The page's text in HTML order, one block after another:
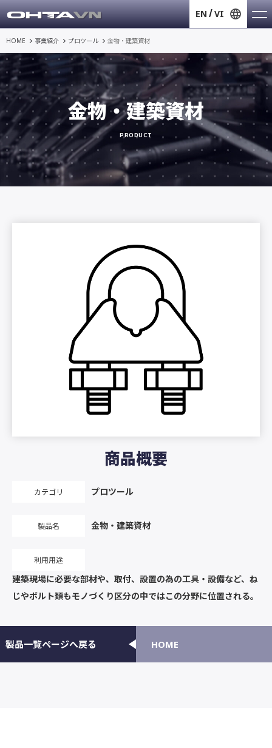
EN VI
HOME 事業紹介 プロツール 金物・建築資材
金物・建築資材
PRODUCT
商品概要
カテゴリ プロツール
製品名 金物・建築資材
利用用途
建築現場に必要な部材や、取付、設置の為の工具・設備など、ね
じやボルト類もモノづくり区分の中ではこの分野に位置される。
製品一覧ページへ戻る HOME